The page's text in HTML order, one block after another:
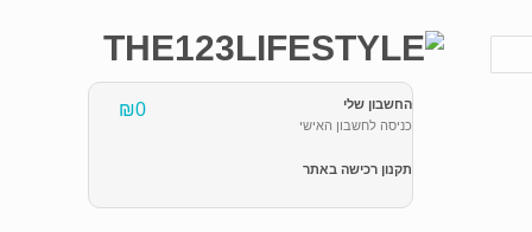
₪0
החשבון שלי
כניסה לחשבון האישי
תקנון רכישה באתר